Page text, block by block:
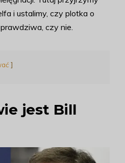
i ustalimy, czy plotka o
czy nie.
jest Bill